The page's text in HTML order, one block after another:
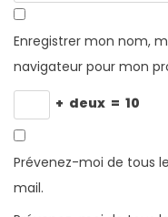
Enregistrer mon nom,
navigateur pour mon
+ deux = 10
Prévenez-moi de tous
mail.